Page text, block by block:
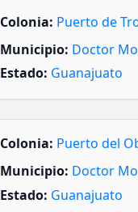
Colonia: Puerto de
Municipio: Doctor
Estado: Guanajuato
Colonia: Puerto del
Municipio: Doctor
Estado: Guanajuato